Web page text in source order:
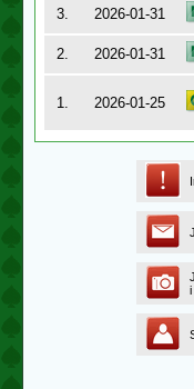
3.
2026-01-31
2.
2026-01-31
1. 2026-01-25
i